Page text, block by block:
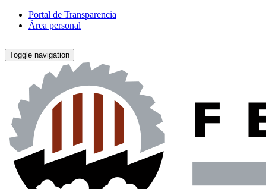
Portal de Transparencia
Área personal
Toggle navigation